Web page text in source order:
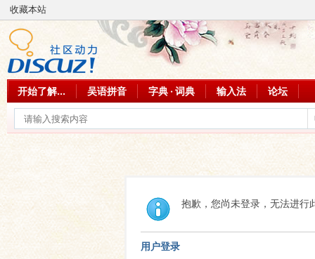
收藏本站
开始了解... 吴语拼音 字典 · 词典 输入法 论坛
抱歉，您尚未登录，无法进行
用户登录